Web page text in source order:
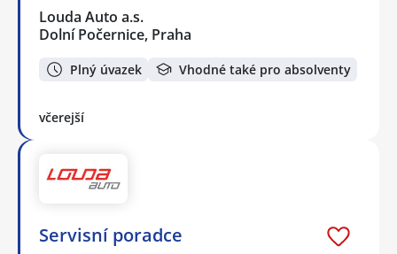
Louda Auto a.s.
Dolní Počernice, Praha
Plný úvazek Vhodné také pro absolventy
včerejší
Servisní poradce